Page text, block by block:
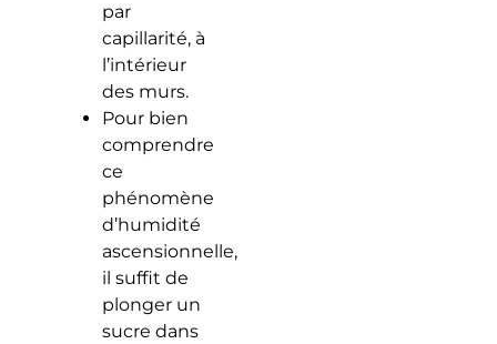
par
capillarité, à
l’intérieur
des murs.
Pour bien
comprendre
ce
phénomène
d’humidité
ascensionnelle,
il suffit de
plonger un
sucre dans